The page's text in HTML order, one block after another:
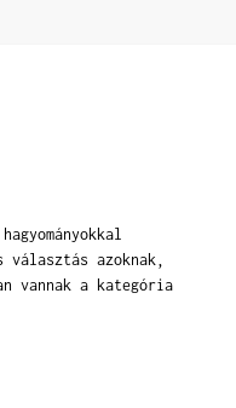
azoknak,
vannak a kategória